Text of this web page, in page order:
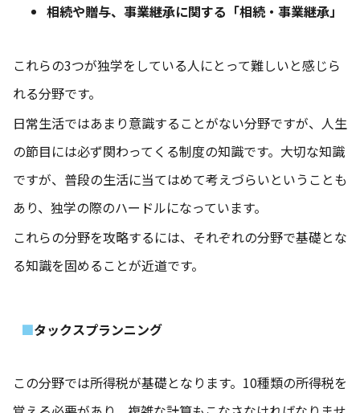
相続や贈与、事業継承に関する「相続・事業継承」
これらの3つが独学をしている人にとって難しいと感じら
れる分野です。
日常生活ではあまり意識することがない分野ですが、人生
の節目には必ず関わってくる制度の知識です。大切な知識
ですが、普段の生活に当てはめて考えづらいということも
あり、独学の際のハードルになっています。
これらの分野を攻略するには、それぞれの分野で基礎とな
る知識を固めることが近道です。
タックスプランニング
この分野では所得税が基礎となります。10種類の所得税を